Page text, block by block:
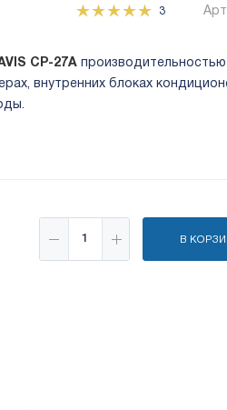
3
CP-27A
внутренних блоках
В